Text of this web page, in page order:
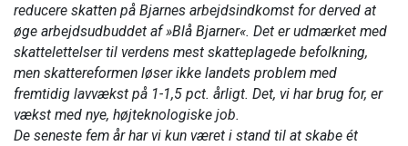
reducere skatten på Bjarnes arbejdsindkomst for derved at
øge arbejdsudbuddet af »Blå Bjarner«. Det er udmærket med
skattelettelser til verdens mest skatteplagede befolkning,
men skattereformen løser ikke landets problem med
fremtidig lavvækst på 1-1,5 pct. årligt. Det, vi har brug for, er
vækst med nye, højteknologiske job.
De seneste fem år har vi kun været i stand til at skabe ét